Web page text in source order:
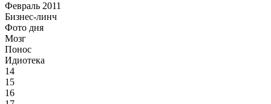
Февраль 2011
Бизнес-линч
Фото дня
Мозг
Понос
Идиотека
14
15
16